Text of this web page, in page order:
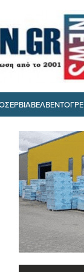
ΣΕΡΒΙΑΒΕΛΒΕΝΤΟ